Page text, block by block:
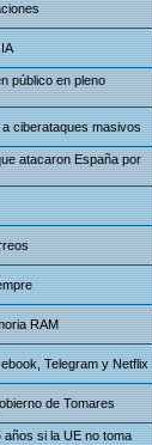
público en pleno
ciberataques masivos
atacaron España por
RAM
Telegram y Netflix
de Tomares
si la UE no toma